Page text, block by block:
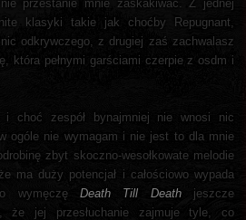
przestanie mnie zaskakiwać. Z jednej
klasyki takie jak choćby Repugnant,
odkrywczego, z drugiej zaś zachwalasz
która pełnymi garściami czerpie z osdm i
i choć zespół bynajmniej nie wnosi nic
ogóle nie wymagam i nie jest to dla mnie
zbyt skoczno-wesołkowate melodie
ma duży potencjał i całościowo wypada
wymęczęDeath Till Death jeszcze
że jej przesłuchanie zajmuje tyle, co